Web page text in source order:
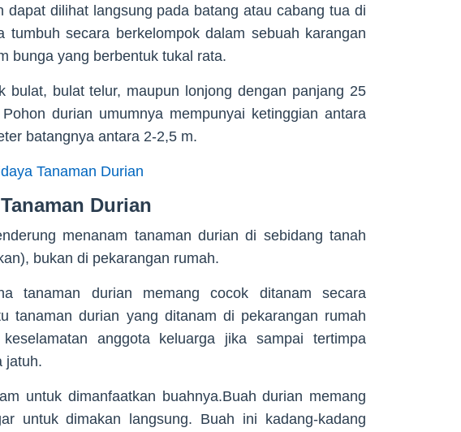
dapat dilihat langsung pada batang atau cabang tua di
tumbuh secara berkelompok dalam sebuah karangan
bunga yang berbentuk tukal rata.
bulat, bulat telur, maupun lonjong dengan panjang 25
durian umumnya mempunyai ketinggian antara
batangnya antara 2-2,5 m.
Tanaman Durian
Durian
menanam tanaman durian di sebidang tanah
bukan di pekarangan rumah.
tanaman durian memang cocok ditanam secara
tanaman durian yang ditanam di pekarangan rumah
anggota keluarga jika sampai tertimpa
jatuh.
untuk dimanfaatkan buahnya.Buah durian memang
untuk dimakan langsung. Buah ini kadang-kadang